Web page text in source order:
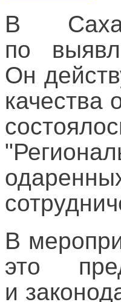
В
по
Он
качества
В
это
и